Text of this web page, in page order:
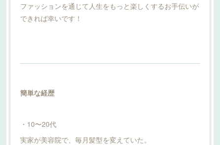
ファッションを通じて人生をもっと楽しくするお手伝いが
できれば幸いです！
簡単な経歴
・10〜20代
実家が美容院で、毎月髪型を変えていた。